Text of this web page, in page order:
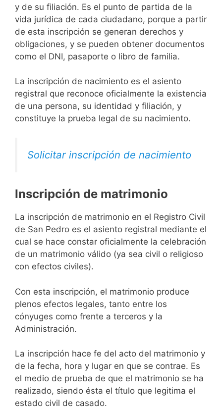
y de su filiación. Es el punto de partida de la
vida jurídica de cada ciudadano, porque a partir
de esta inscripción se generan derechos y
obligaciones, y se pueden obtener documentos
como el DNI, pasaporte o libro de familia.
La inscripción de nacimiento es el asiento
registral que reconoce oficialmente la existencia
de una persona, su identidad y filiación, y
constituye la prueba legal de su nacimiento.
Solicitar inscripción de nacimiento
Inscripción de matrimonio
La inscripción de matrimonio en el Registro Civil
de San Pedro es el asiento registral mediante el
cual se hace constar oficialmente la celebración
de un matrimonio válido (ya sea civil o religioso
con efectos civiles).
Con esta inscripción, el matrimonio produce
plenos efectos legales, tanto entre los
cónyuges como frente a terceros y la
Administración.
La inscripción hace fe del acto del matrimonio y
de la fecha, hora y lugar en que se contrae. Es
el medio de prueba de que el matrimonio se ha
realizado, siendo ésta el título que legitima el
estado civil de casado.